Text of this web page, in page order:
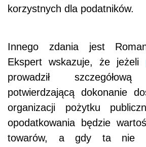
korzystnych dla podatników.
Innego zdania jest Roman
Ekspert wskazuje, że jeżeli
prowadził szczegółową
potwierdzającą dokonanie
organizacji pożytku
opodatkowania będzie
towarów, a gdy ta nie